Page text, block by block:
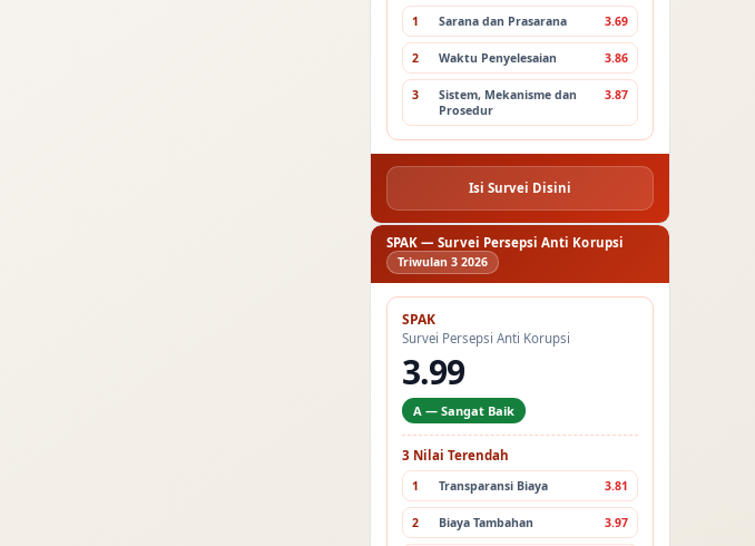
1 Sarana dan Prasarana 3.69
2 Waktu Penyelesaian 3.86
3
Sistem, Mekanisme dan
Prosedur
3.87
Isi Survei Disini
SPAK — Survei Persepsi Anti Korupsi
Triwulan 3 2026
SPAK
Survei Persepsi Anti Korupsi
3.99
A — Sangat Baik
3 Nilai Terendah
1 Transparansi Biaya 3.81
2 Biaya Tambahan 3.97